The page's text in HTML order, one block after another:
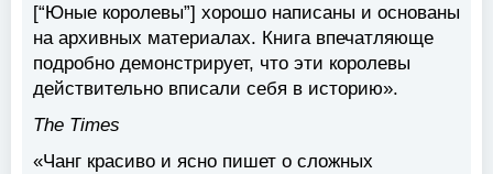
[“Юные королевы”] хорошо написаны и основаны
на архивных материалах. Книга впечатляюще
подробно демонстрирует, что эти королевы
действительно вписали себя в историю».
The Times
«Чанг красиво и ясно пишет о сложных